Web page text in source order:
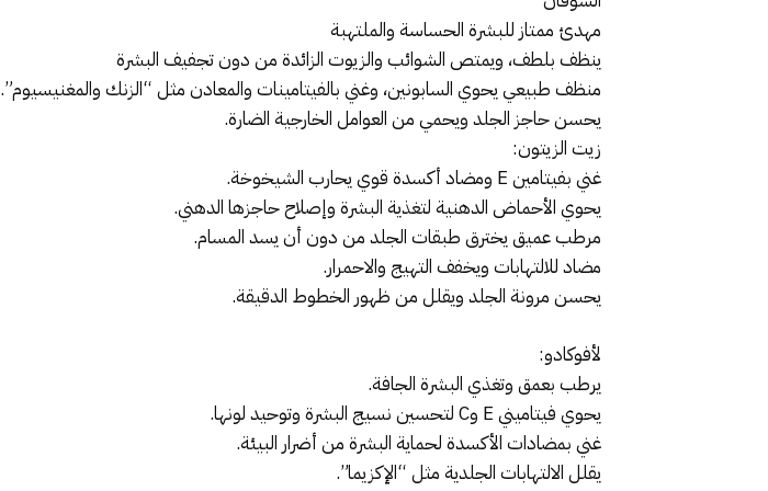
مهدئ ممتاز للبشرة الحساسة والملتهبة
ينظف بلطف، ويمتص الشوائب والزيوت الزائدة من دون تجفيف البشرة
منظف طبيعي يحوي السابونين، وغني بالفيتامينات والمعادن مثل “الزنك والمغنيسيوم”.
يحسن حاجز الجلد ويحمي من العوامل الخارجية الضارة.
زيت الزيتون:
غني بفيتامين E ومضاد أكسدة قوي يحارب الشيخوخة.
يحوي الأحماض الدهنية لتغذية البشرة وإصلاح حاجزها الدهني.
مرطب عميق يخترق طبقات الجلد من دون أن يسد المسام.
مضاد للالتهابات ويخفف التهيج والاحمرار.
يحسن مرونة الجلد ويقلل من ظهور الخطوط الدقيقة.
لأفوكادو:
يرطب بعمق وتغذي البشرة الجافة.
يحوي فيتاميني E وC لتحسين نسيج البشرة وتوحيد لونها.
غني بمضادات الأكسدة لحماية البشرة من أضرار البيئة.
يقلل الالتهابات الجلدية مثل “الإكزيما”.